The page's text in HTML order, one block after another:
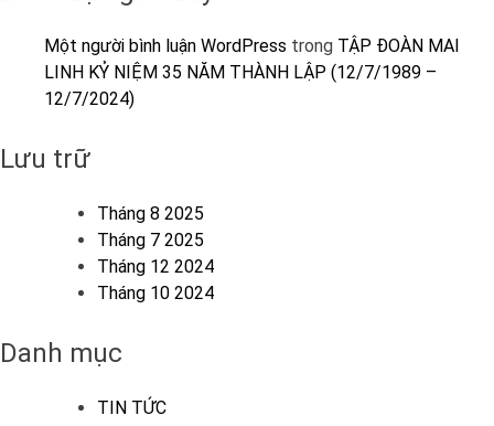
Một người bình luận WordPress trong TẬP ĐOÀN MAI
LINH KỶ NIỆM 35 NĂM THÀNH LẬP (12/7/1989 –
12/7/2024)
Lưu trữ
Tháng 8 2025
Tháng 7 2025
Tháng 12 2024
Tháng 10 2024
Danh mục
TIN TỨC